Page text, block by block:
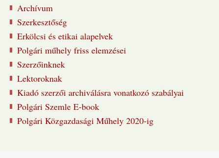
Archívum
Szerkesztőség
Erkölcsi és etikai alapelvek
Polgári műhely friss elemzései
Szerzőinknek
Lektoroknak
Kiadó szerzői archiválásra vonatkozó szabályai
Polgári Szemle E-book
Polgári Közgazdasági Műhely 2020-ig